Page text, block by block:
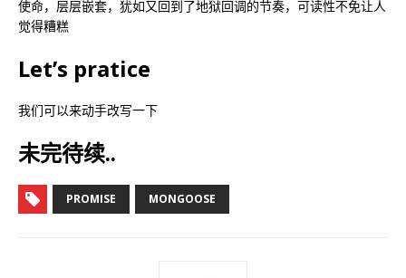
使命，层层嵌套，犹如又回到了地狱回调的节奏，可读性不免让人
觉得糟糕
Let’s pratice
我们可以来动手改写一下
未完待续..
PROMISE MONGOOSE